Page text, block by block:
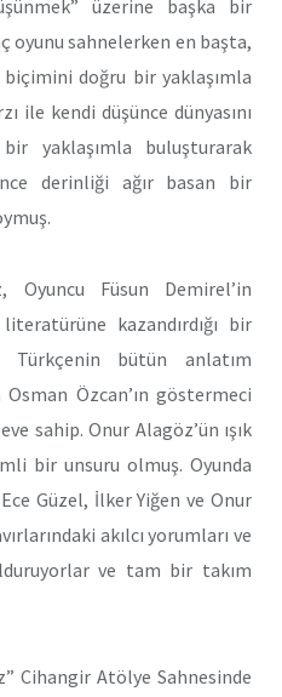
üzerine başka bir
oyunu sahnelerken en başta,
doğru bir yaklaşımla
ile kendi düşünce dünyasını
yaklaşımla buluşturarak
derinliği ağır basan bir
Oyuncu Füsun Demirel’in
kazandırdığı bir
Türkçenin bütün anlatım
Özcan’ın göstermeci
sahip. Onur Alagöz’ün ışık
bir unsuru olmuş. Oyunda
Güzel, İlker Yiğen ve Onur
akılcı yorumları ve
ve tam bir takım
Cihangir Atölye Sahnesinde